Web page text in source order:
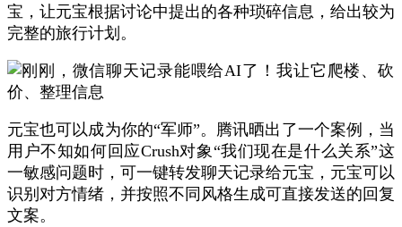
宝，让元宝根据讨论中提出的各种琐碎信息，给出较为
完整的旅行计划。
元宝也可以成为你的“军师”。腾讯晒出了一个案例，当
用户不知如何回应Crush对象“我们现在是什么关系”这
一敏感问题时，可一键转发聊天记录给元宝，元宝可以
识别对方情绪，并按照不同风格生成可直接发送的回复
文案。